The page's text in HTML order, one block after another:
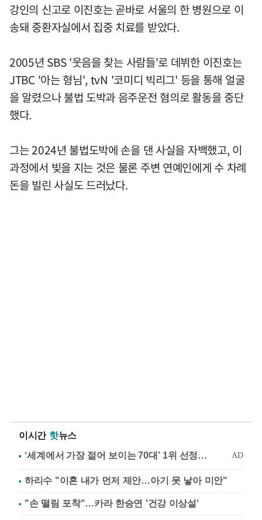
강인의 신고로 이진호는 곧바로 서울의 한 병원으로 이
송돼 중환자실에서 집중 치료를 받았다.
2005년 SBS '웃음을 찾는 사람들'로 데뷔한 이진호는
JTBC '아는 형님', tvN '코미디 빅리그' 등을 통해 얼굴
을 알렸으나 불법 도박과 음주운전 혐의로 활동을 중단
했다.
그는 2024년 불법도박에 손을 댄 사실을 자백했고, 이
과정에서 빚을 지는 것은 물론 주변 연예인에게 수 차례
돈을 빌린 사실도 드러났다.
이시간 핫뉴스
하리수 "이혼 내가 먼저 제안…아기 못 낳아 미안"
"손 떨림 포착"…카라 한승연 '건강 이상설'